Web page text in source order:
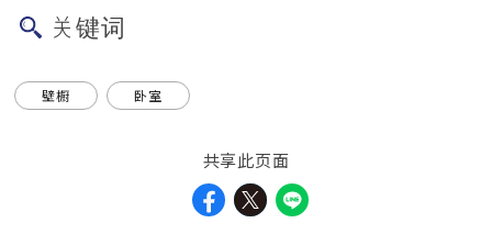
关键词
壁橱 卧室
共享此页面